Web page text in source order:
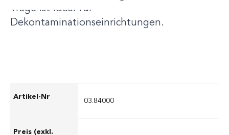
Trage ist ideal für
Dekontaminationseinrichtungen.
03.84000